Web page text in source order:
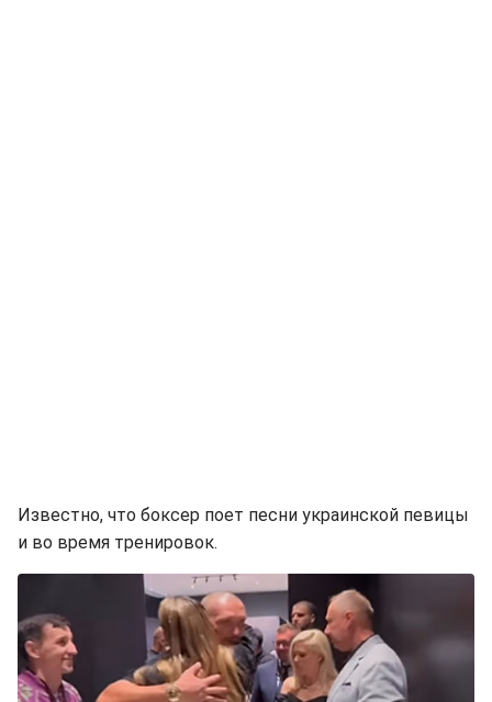
Известно, что боксер поет песни украинской певицы
и во время тренировок.